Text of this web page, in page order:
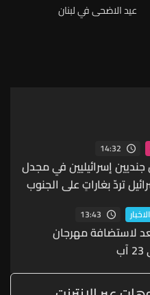
عيد الاضحى في لبنان
14:32
إسرائيليين في مجدل
تردّ بغاراتٍ على الجنوب
13:43
لاستضافة مهرجان